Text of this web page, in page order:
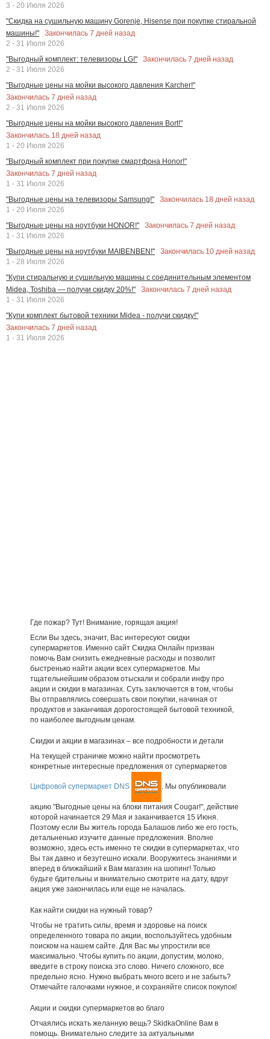
3 - 20 Июля 2026
"Скидка на сушильную машину Gorenje, Hisense при покупке стиральной
машины!"
Закончилась 7 дней назад
2 - 31 Июля 2026
"Выгодный комплект: телевизоры LG!"
Закончилась 7 дней назад
2 - 31 Июля 2026
"Выгодные цены на мойки высокого давления Karcher!"
Закончилась 7 дней назад
2 - 31 Июля 2026
"Выгодные цены на мойки высокого давления Bort!"
Закончилась 18 дней назад
1 - 20 Июля 2026
"Выгодный комплект при покупке смартфона Honor!"
Закончилась 7 дней назад
1 - 31 Июля 2026
"Выгодные цены на телевизоры Samsung!"
Закончилась 18 дней назад
1 - 20 Июля 2026
"Выгодные цены на ноутбуки HONOR!"
Закончилась 7 дней назад
1 - 31 Июля 2026
"Выгодные цены на ноутбуки MAIBENBEN!"
Закончилась 10 дней назад
1 - 28 Июля 2026
"Купи стиральную и сушильную машины с соединительным элементом
Midea, Toshiba — получи скидку 20%!"
Закончилась 7 дней назад
1 - 31 Июля 2026
"Купи комплект бытовой техники Midea - получи скидку!"
Закончилась 7 дней назад
1 - 31 Июля 2026
Где пожар? Тут! Внимание, горящая акция!
Если Вы здесь, значит, Вас интересуют скидки
супермаркетов. Именно сайт Скидка Онлайн призван
помочь Вам снизить ежедневные расходы и позволит
быстренько найти акции всех супермаркетов. Мы
тщательнейшим образом отыскали и собрали инфу про
акции и скидки в магазинах. Суть заключается в том, чтобы
Вы отправлялись совершать свои покупки, начиная от
продуктов и заканчивая дорогостоящей бытовой техникой,
по наиболее выгодным ценам.
Скидки и акции в магазинах – все подробности и детали
На текущей страничке можно найти просмотреть
конкретные интересные предложения от супермаркетов
Цифровой супермаркет DNS . Мы опубликовали
акцию "Выгодные цены на блоки питания Cougar!", действие
которой начинается 29 Мая и заканчивается 15 Июня.
Поэтому если Вы житель города Балашов либо же его гость,
детальненько изучите данные предложения. Вполне
возможно, здесь есть именно те скидки в супермаркетах, что
Вы так давно и безутешно искали. Вооружитесь знаниями и
вперед в ближайший к Вам магазин на шопинг! Только
будьте бдительны и внимательно смотрите на дату, вдруг
акция уже закончилась или еще не началась.
Как найти скидки на нужный товар?
Чтобы не тратить силы, время и здоровье на поиск
определенного товара по акции, воспользуйтесь удобным
поиском на нашем сайте. Для Вас мы упростили все
максимально. Чтобы купить по акции, допустим, молоко,
введите в строку поиска это слово. Ничего сложного, все
предельно ясно. Нужно выбрать много всего и не забыть?
Отмечайте галочками нужное, и сохраняйте список покупок!
Акции и скидки супермаркетов во благо
Отчаялись искать желанную вещь? SkidkaOnline Вам в
помощь. Внимательно следите за актуальными